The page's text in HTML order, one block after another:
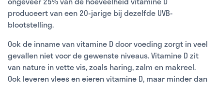
produceert van een 20-jarige bij dezelfde UVB-
blootstelling.
Ook de inname van vitamine D door voeding zorgt in veel
gevallen niet voor de gewenste niveaus. Vitamine D zit
van nature in vette vis, zoals haring, zalm en makreel.
Ook leveren vlees en eieren vitamine D, maar minder dan